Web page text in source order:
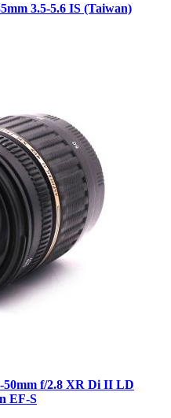
3.5-5.6 IS (Taiwan)
50mm f/2.8 XR Di II LD
EF-S